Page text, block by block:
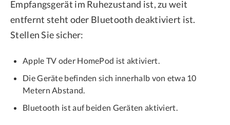
Empfangsgerät im Ruhezustand ist, zu weit
entfernt steht oder Bluetooth deaktiviert ist.
Stellen Sie sicher:
Apple TV oder HomePod ist aktiviert.
Die Geräte befinden sich innerhalb von etwa 10
Metern Abstand.
Bluetooth ist auf beiden Geräten aktiviert.